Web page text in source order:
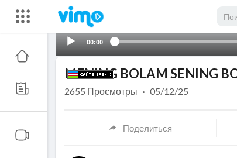
00:00
MENING BOLAM SENING
2655 Просмотры · 05/12/25
Поделиться